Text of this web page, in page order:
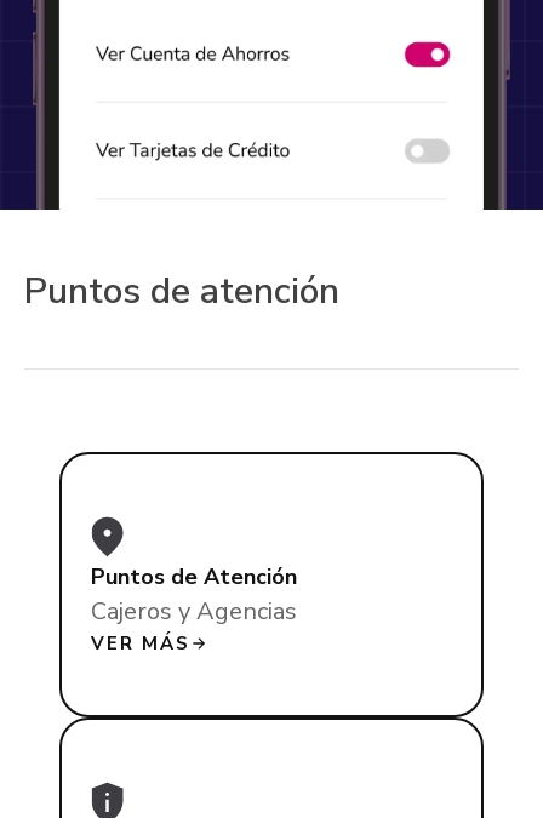
Puntos de atención
Puntos de Atención
Cajeros y Agencias
VER MÁS